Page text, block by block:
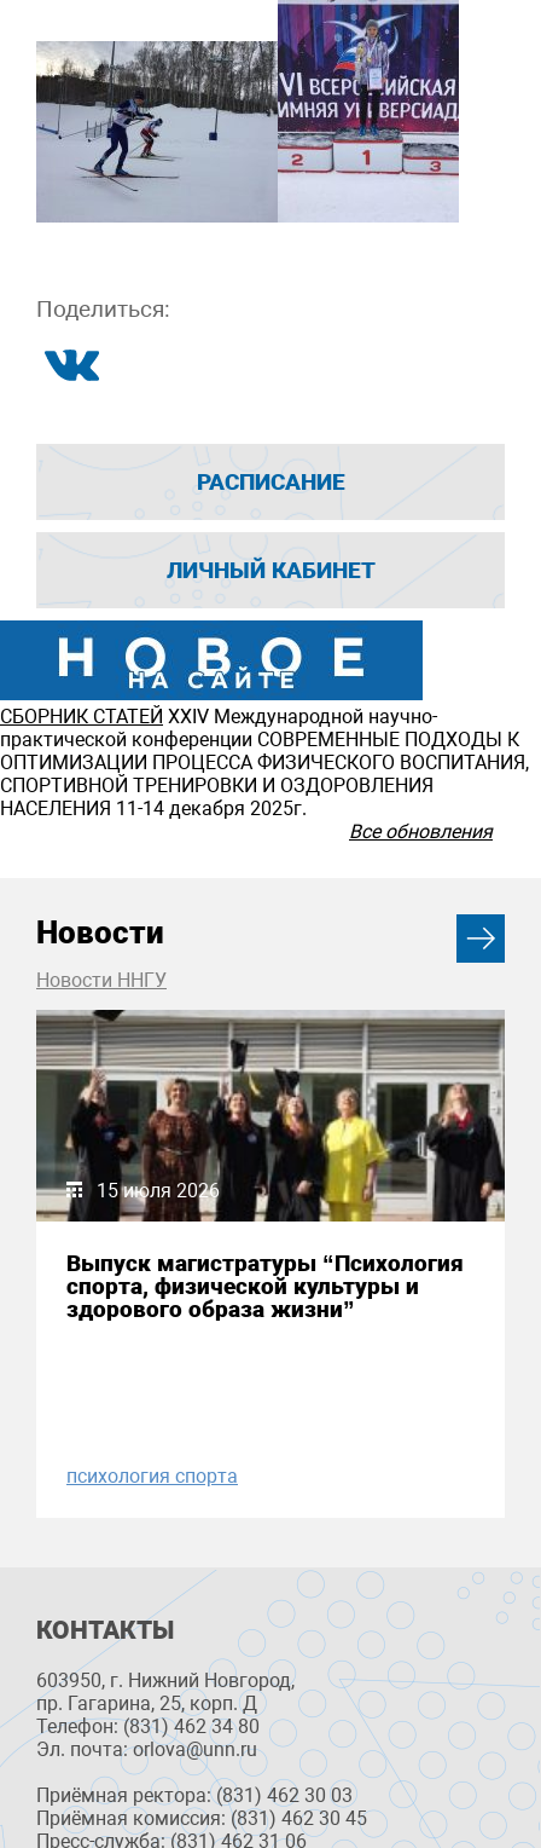
Поделиться:
РАСПИСАНИЕ
ЛИЧНЫЙ КАБИНЕТ
СБОРНИК СТАТЕЙ ХXIV Международной научно-
практической конференции СОВРЕМЕННЫЕ ПОДХОДЫ К
ОПТИМИЗАЦИИ ПРОЦЕССА ФИЗИЧЕСКОГО ВОСПИТАНИЯ,
СПОРТИВНОЙ ТРЕНИРОВКИ И ОЗДОРОВЛЕНИЯ
НАСЕЛЕНИЯ 11-14 декабря 2025г.
Все обновления
Новости
Новости ННГУ
15 июля 2026
Выпуск магистратуры “Психология
спорта, физической культуры и
здорового образа жизни”
психология спорта
КОНТАКТЫ
603950, г. Нижний Новгород,
пр. Гагарина, 25, корп. Д
Телефон: (831) 462 34 80
Эл. почта: orlova@unn.ru
Приёмная ректора: (831) 462 30 03
Приёмная комиссия: (831) 462 30 45
Пресс-служба: (831) 462 31 06